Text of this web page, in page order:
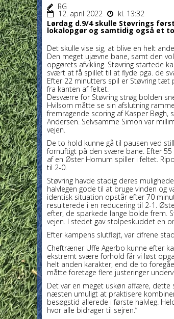
RG
12. april 2022
kl. 13:32
Lørdag d.9/4 skulle Støvrings
lokalopgør og samtidig også et
Det skulle vise sig, at blive en helt
Den meget ujævne bane, samt den
opgørets afvikling. Støvring startede
svært at få spillet til at flyde pga. de
Efter 22 minutters spil er Støvring
fra kanten af feltet.
Desværre for Støvring strøg bolden
Hvilsom måtte se sin afslutning
fremragende scoring af Kasper
Andersen. Selvsamme Simon var
vejen.
De to hold kunne gå til pausen ved
fornuftigt på den svære bane. Efter
af en Øster Hornum spiller i feltet.
til 2-0.
Støvring havde stadig deres
halvlegen gode til at bruge vinden
identisk situation opstår efter 70
resulterede i en reducering til 2-1.
efter, de sparkede lange bolde frem.
vejen. I stedet gav stolpeskuddet en
Efter kampens slutfløjt, var cifrene
Cheftræner Uffe Agerbo kunne efter
ekstremt svære forhold får vi løst
helt anden karakter, end de to
måtte foretage flere justeringer
Det var en meget uskøn affære,
næsten umuligt at praktisere
besøgstid allerede i første halvleg.
hvor alle bidrager til sejren.”